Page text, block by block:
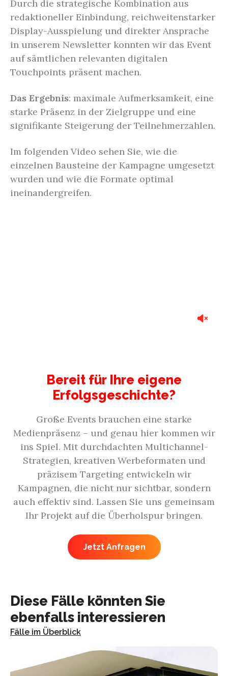
Durch die strategische Kombination aus
redaktioneller Einbindung, reichweitenstarker
Display-Ausspielung und direkter Ansprache
in unserem Newsletter konnten wir das Event
auf sämtlichen relevanten digitalen
Touchpoints präsent machen.
Das Ergebnis: maximale Aufmerksamkeit, eine
starke Präsenz in der Zielgruppe und eine
signifikante Steigerung der Teilnehmerzahlen.
Im folgenden Video sehen Sie, wie die
einzelnen Bausteine der Kampagne umgesetzt
wurden und wie die Formate optimal
ineinandergreifen.
Bereit für Ihre eigene
Erfolgsgeschichte?
Große Events brauchen eine starke
Medienpräsenz – und genau hier kommen wir
ins Spiel. Mit durchdachten Multichannel-
Strategien, kreativen Werbeformaten und
präzisem Targeting entwickeln wir
Kampagnen, die nicht nur sichtbar, sondern
auch effektiv sind. Lassen Sie uns gemeinsam
Ihr Projekt auf die Überholspur bringen.
Jetzt Anfragen
Diese Fälle könnten Sie
ebenfalls interessieren
Fälle im Überblick